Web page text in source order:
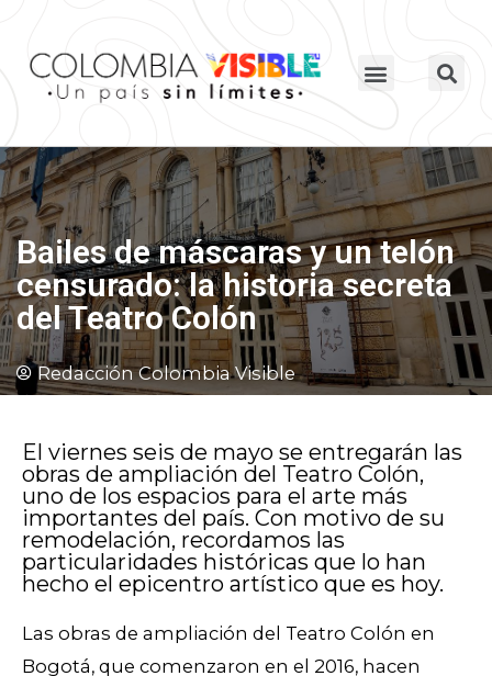
Bailes de máscaras y un telón
censurado: la historia secreta
del Teatro Colón
Redacción Colombia Visible
El viernes seis de mayo se entregarán las
obras de ampliación del Teatro Colón,
uno de los espacios para el arte más
importantes del país. Con motivo de su
remodelación, recordamos las
particularidades históricas que lo han
hecho el epicentro artístico que es hoy.
Las obras de ampliación del Teatro Colón en
Bogotá, que comenzaron en el 2016, hacen